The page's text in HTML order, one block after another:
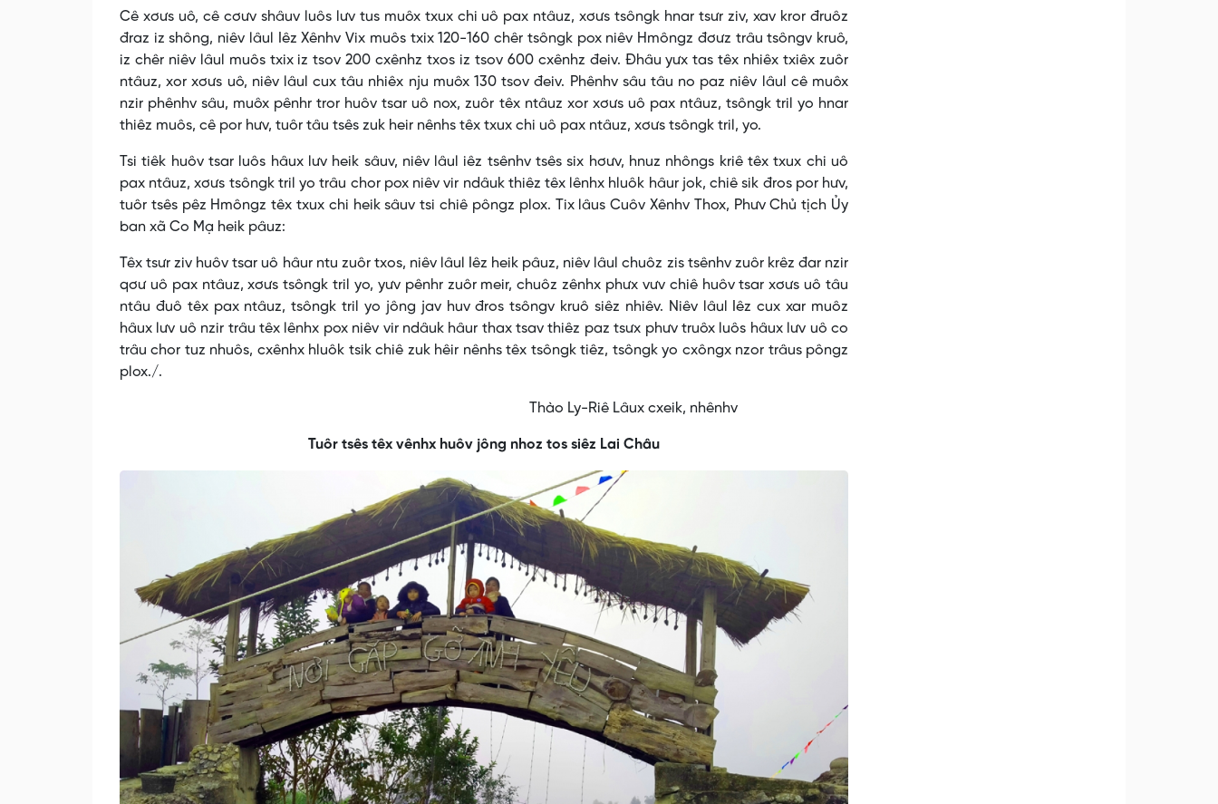
Cê xơưs uô, cê cơưv shâuv luôs lưv tus muôx txux chi uô pax ntâuz, xơưs tsôngk hnar tsưr ziv, xav kror đruôz
đraz iz shông, niêv lâul Iêz Xênhv Vix muôs txix 120-160 chêr tsôngk pox niêv Hmôngz đơưz trâu tsôngv kruô,
iz chêr niêv lâul muôs txix iz tsov 200 cxênhz txos iz tsov 600 cxênhz đeiv. Đhâu yưx tas têx nhiêx txiêx zuôr
ntâuz, xor xơưs uô, niêv lâul cux tâu nhiêx nju muôx 130 tsov đeiv. Phênhv sâu tâu no paz niêv lâul cê muôx
nzir phênhv sâu, muôx pênhr tror huôv tsar uô nox, zuôr têx ntâuz xor xơưs uô pax ntâuz, tsôngk tril yo hnar
thiêz muôs, cê por hưv, tuôr tâu tsês zuk heir nênhs têx txux chi uô pax ntâuz, xơưs tsôngk tril, yo.
Tsi tiêk huôv tsar luôs hâux lưv heik sâuv, niêv lâul iêz tsênhv tsês six hơưv, hnuz nhôngs kriê têx txux chi uô
pax ntâuz, xơưs tsôngk tril yo trâu chor pox niêv vir ndâuk thiêz têx lênhx hluôk hâur jok, chiê sik đros por hưv,
tuôr tsês pêz Hmôngz têx txux chi heik sâuv tsi chiê pôngz plox. Tix lâus Cuôv Xênhv Thox, Phưv Chủ tịch Ủy
ban xã Co Mạ heik pâuz:
Têx tsưr ziv huôv tsar uô hâur ntu zuôr txos, niêv lâul Iêz heik pâuz, niêv lâul chuôz zis tsênhv zuôr krêz đar nzir
qơư uô pax ntâuz, xơưs tsôngk tril yo, yưv pênhr zuôr meir, chuôz zênhx phưx vưv chiê huôv tsar xơưs uô tâu
ntâu đuô têx pax ntâuz, tsôngk tril yo jông jav huv đros tsôngv kruô siêz nhiêv. Niêv lâul Iêz cux xar muôz
hâux lưv uô nzir trâu têx lênhx pox niêv vir ndâuk hâur thax tsav thiêz paz tsưx phưv truôx luôs hâux lưv uô co
trâu chor tuz nhuôs, cxênhx hluôk tsik chiê zuk hêir nênhs têx tsôngk tiêz, tsôngk yo cxôngx nzor trâus pôngz
plox./.
Thào Ly-Riê Lâux cxeik, nhênhv
Tuôr tsês têx vênhx huôv jông nhoz tos siêz Lai Châu